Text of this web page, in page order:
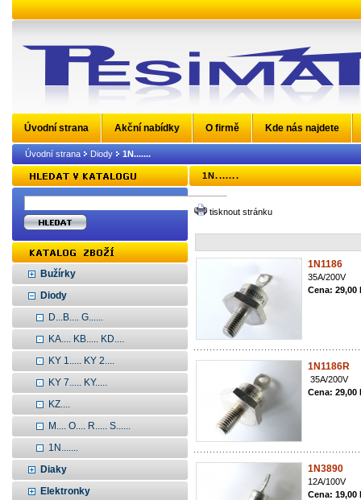
Úvodní strana Akční nabídky O firmě Kde nás najdete
Úvodní strana Diody 1N.......
Bužírky
Diody
D...B.... G......
KA.... KB..... KD....
KY 1..... KY 2....
KY 7..... KY.....
KZ....
M.... O.... R..... S......
1N.......
Diaky
Elektronky
1N.......
tisknout stránku
1N1186
35A/200V
Cena: 29,00
1N1186R
35A/200V
Cena: 29,00
1N3890
12A/100V
Cena: 19,00